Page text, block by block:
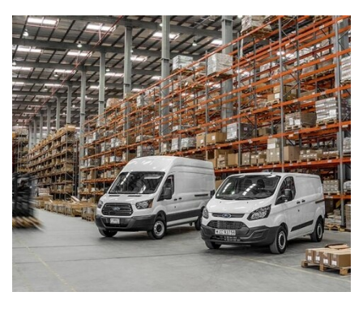
منظّمات الحرارة (الترموستات)
قالب منظّم الحرارة
غطاء سلسلة التوقيت
سلسة التوقيت (تروس أو سير)
وحدة الشحن التوربينيّ/الشحن الفائق (مثبّتة في المصنع)
أغطية الصمامات
مضخة الماء